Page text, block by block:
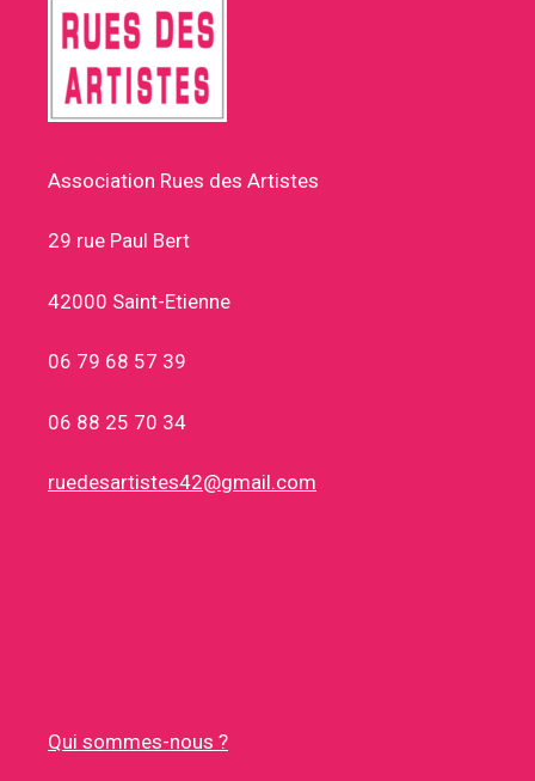
Association Rues des Artistes
29 rue Paul Bert
42000 Saint-Etienne
06 79 68 57 39
06 88 25 70 34
ruedesartistes42@gmail.com
Qui sommes-nous ?